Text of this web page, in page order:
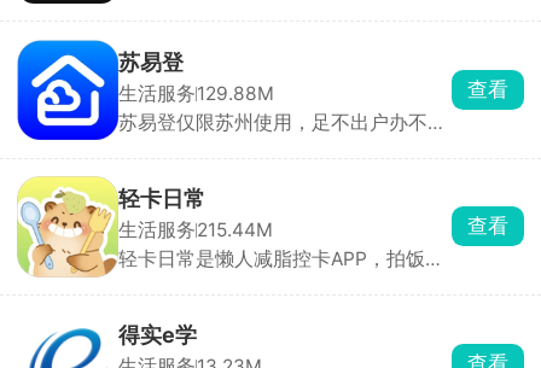
数据拆解问题，给出热身、呼吸节奏、
训练计划建议。支持苹果健康、Apple
Watch、佳明等平台数据一键迁移，打
开即跑。
苏易登
生活服务129.88M
苏易登仅限苏州使用，足不出户办不动
备案、二手房过户、预告登记、遗失补
证都能线上提交申请、在线缴费。全天
24小时可办，审批进度实时推送，不用
跑线下政务大厅。
查看
轻卡日常
生活服务215.44M
轻卡日常是懒人减脂控卡APP，拍饭
记餐超级省事。还有热门AI角色24小时
随时聊天，不光解答减脂饮食问题，暴
查看
得实e学
查看